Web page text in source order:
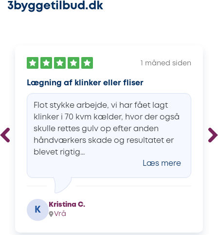
3byggetilbud.dk
1 måned siden
Lægning af klinker eller fliser
Flot stykke arbejde, vi har fået lagt
klinker i 70 kvm kælder, hvor der også
skulle rettes gulv op efter anden
håndværkers skade og resultatet er
blevet rigtig...
Læs mere
K
Kristina C.
Vrå